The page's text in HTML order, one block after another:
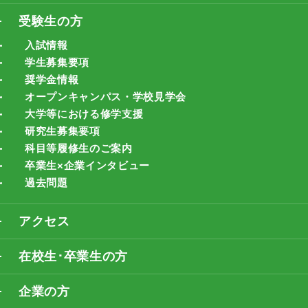
受験生の方
入試情報
学生募集要項
奨学金情報
オープンキャンパス・学校見学会
大学等における修学支援
研究生募集要項
科目等履修生のご案内
卒業生×企業インタビュー
過去問題
アクセス
在校生･卒業生の方
企業の方